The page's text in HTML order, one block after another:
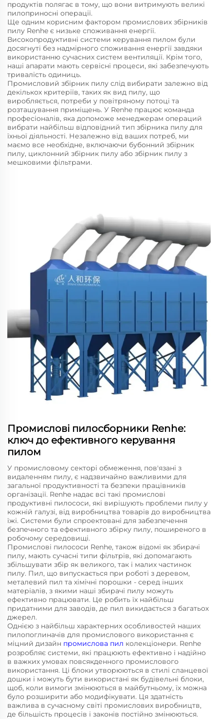
продуктів полягає в тому, що вони витримують великі
пилоприносні операції.
Ще одним корисним фактором промислових збірників
пилу Renhe є низьке споживання енергії.
Високопродуктивні системи керування пилом були
досягнуті без надмірного споживання енергії завдяки
використанню сучасних систем вентиляції. Крім того,
наші апарати мають сервісні процеси, які забезпечують
тривалість одиниць.
Промисловий збірник пилу слід вибирати залежно від
декількох критеріїв, таких як вид пилу, що
виробляється, потреби у повітряному потоці та
розташування приміщень. У Renhe працює команда
професіоналів, яка допоможе менеджерам операций
вибрати найбільш відповідний тип збірника пилу для
їхньої діяльності. Незалежно від ваших потреб, ми
маємо все необхідне, включаючи бубонний збірник
пилу, циклонний збірник пилу або збірник пилу з
мешковими фільтрами.
Промислові пилосборники Renhe:
ключ до ефективного керування
пилом
У промисловому секторі обмеження, пов'язані з
видаленням пилу, є надзвичайно важливими для
загальної продуктивності та безпеки працівників
організації. Renhe надає всі такі промислові
продуктивні пилососи, які вирішують проблеми пилу у
кожній галузі, від виробництва товарів до виробництва
їжі. Системи були спроектовані для забезпечення
безпечного та ефективного збірку пилу, поширеного в
робочому середовищі.
Промислові пилососи Renhe, також відомі як збирачі
пилу, мають сучасні типи фільтрів, які допомагають
збільшувати збір як великого, так і малих частинок
пилу. Пил, що випускається при роботі з деревом,
металевий пил та хімічні порошки - серед інших
матеріалів, з якими наші збирачі пилу можуть
ефективно працювати. Це робить їх найбільш
придатними для заводів, де пил викидається з багатьох
джерел.
Однією з найбільш характерних особливостей наших
пилопоглиначів для промислового використання є
міцний дизайн промислова пил колекціонери. Renhe
розробляє системи, які працюють ефективно і надійно
в важких умовах повсякденного промислового
використання. Ці блоки утворюються в стилі сланцевої
дошки і можуть бути використані як будівельні блоки,
щоб, коли вимоги змінюються в майбутньому, їх можна
було розширити або модифікувати. Ця здатність
важлива в сучасному світі промислових виробництв,
де більшість процесів і законів постійно змінюються.